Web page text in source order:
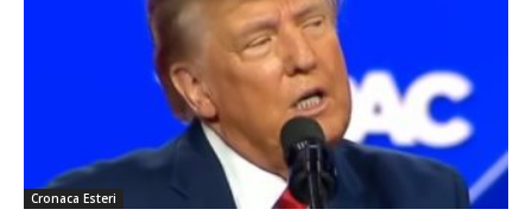
Cronaca Esteri